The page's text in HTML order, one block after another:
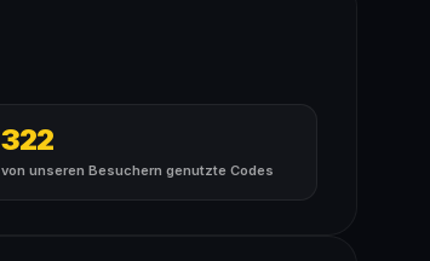
322
von unseren Besuchern genutzte Codes